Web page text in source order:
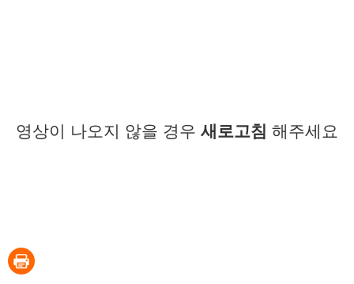
영상이 나오지 않을 경우 새로고침 해주세요